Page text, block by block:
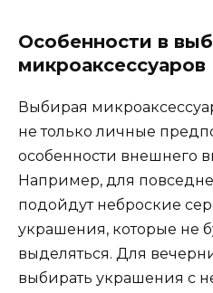
Особенности в
микроаксессуаров
Выбирая
не только личные
особенности внешнего
Например, для
подойдут неброские
украшения, которые не
выделяться. Для
выбирать украшения с